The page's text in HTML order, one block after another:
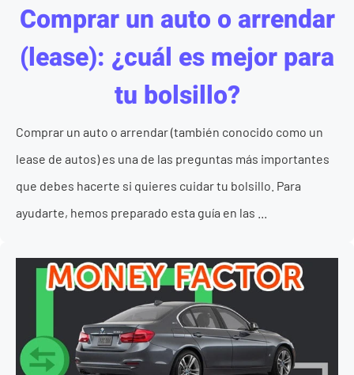
Comprar un auto o arrendar
(lease): ¿cuál es mejor para
tu bolsillo?
Comprar un auto o arrendar (también conocido como un
lease de autos) es una de las preguntas más importantes
que debes hacerte si quieres cuidar tu bolsillo. Para
ayudarte, hemos preparado esta guía en las ...